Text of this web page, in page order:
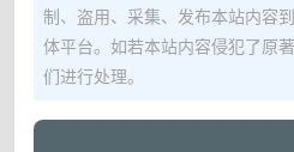
制、盗用、采集、发布本站内容
体平台。如若本站内容侵犯了原
们进行处理。